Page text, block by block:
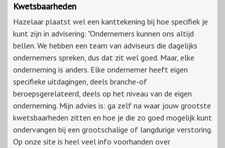
Kwetsbaarheden
Hazelaar plaatst wel een kanttekening bij hoe specifiek je
kunt zijn in advisering: "Ondernemers kunnen ons altijd
bellen. We hebben een team van adviseurs die dagelijks
ondernemers spreken, dus dat zit wel goed. Maar, elke
onderneming is anders. Elke ondernemer heeft eigen
specifieke uitdagingen, deels branche-of
beroepsgerelateerd, deels op het niveau van de eigen
onderneming. Mijn advies is: ga zelf na waar jouw grootste
kwetsbaarheden zitten en hoe je die zo goed mogelijk kunt
ondervangen bij een grootschalige of langdurige verstoring.
Op onze site is heel veel info voorhanden over